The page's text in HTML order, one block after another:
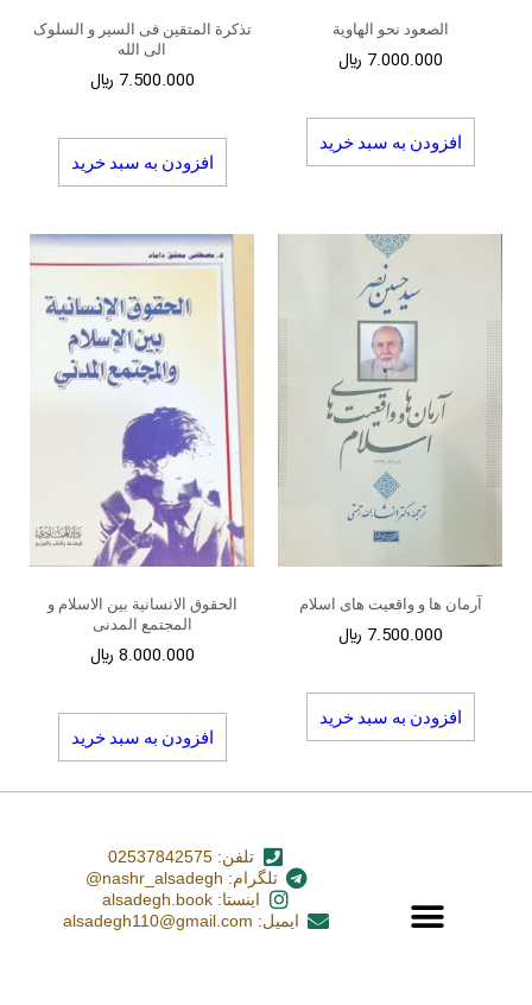
الصعود نحو الهاویة
7.000.000 ﷼
افزودن به سبد خرید
تذکرة المتقین فی السیر و السلوک
الی الله
7.500.000 ﷼
افزودن به سبد خرید
آرمان ها و واقعیت های اسلام
7.500.000 ﷼
افزودن به سبد خرید
الحقوق الانسانیة بین الاسلام و
المجتمع المدنی
8.000.000 ﷼
افزودن به سبد خرید
تلفن: 02537842575
تلگرام: nashr_alsadegh@
اینستا: alsadegh.book
ایمیل: alsadegh110@gmail.com